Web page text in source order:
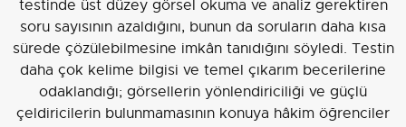
testinde üst düzey görsel okuma ve analiz gerektiren
soru sayısının azaldığını, bunun da soruların daha kısa
sürede çözülebilmesine imkân tanıdığını söyledi. Testin
daha çok kelime bilgisi ve temel çıkarım becerilerine
odaklandığı; görsellerin yönlendiriciliği ve güçlü
çeldiricilerin bulunmamasının konuya hâkim öğrenciler